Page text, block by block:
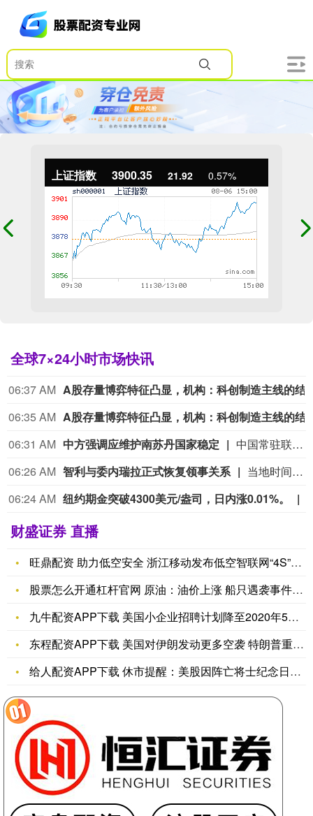
上证指数 3900.35 21.92 0.57%
全球7×24小时市场快讯
06:22 AM 私募7月调研“钟情”科技：国产算力链成新共识
06:21 AM
06:17 AM
06:15 AM 特朗普承认某些弹药供应紧张
当地时间8月6日下午，美国总统特朗普在白宫回答记者有关美军弹药供应问题的提问时称：“我们一直都需要更多（弹药），美国某些类型弹药的供应‘几乎是无限的’，但也有一些弹药稍显紧张。”他没有具体说明是哪些弹药。（CCTV国际时讯）
06:15 AM
财盛证券 直播
旺鼎配资 助力低空安全 浙江移动发布低空智联网“4S”服务
股票怎么开通杠杆官网 原油：油价上涨 船只遇袭事件给霍尔木兹
九牛配资APP下载 美国小企业招聘计划降至2020年5月以来
东程配资APP下载 美国对伊朗发动更多空袭 特朗普重申德黑兰
给人配资APP下载 休市提醒：美股因阵亡将⼠纪念⽇休市一日